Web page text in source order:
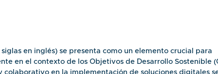
la transparencia en contrataciones públicas.
inteligente de ciudades.
en el Gobierno: Oportunidades y Desafíos" - ofrece una
el sector público.
en inglés) se presenta como un elemento crucial para
en el contexto de los Objetivos de Desarrollo Sostenible
colaborativo en la implementación de soluciones digitales